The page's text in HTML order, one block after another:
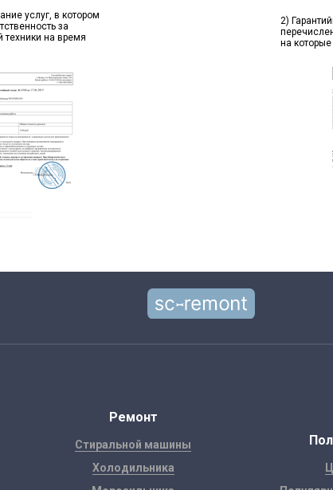
услуг, в котором
за
техники на время
2)
на которые
Ремонт
Стиральной машины
Холодильника